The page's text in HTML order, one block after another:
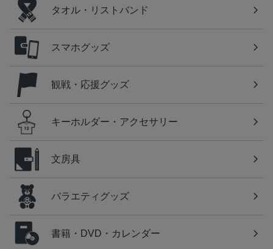
タオル・リストバンド
スマホグッズ
観戦・応援グッズ
キーホルダー・アクセサリー
文房具
バラエティグッズ
書籍・DVD・カレンダー